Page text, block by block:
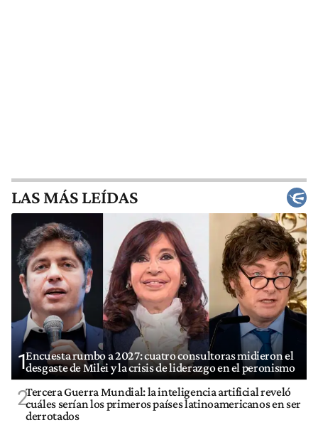
LAS MÁS LEÍDAS
1Encuesta rumbo a 2027: cuatro consultoras midieron el
desgaste de Milei y la crisis de liderazgo en el peronismo
2Tercera Guerra Mundial: la inteligencia artificial reveló
cuáles serían los primeros países latinoamericanos en ser
derrotados